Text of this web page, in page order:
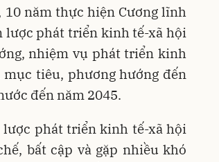
năm thực hiện Cương lĩnh
lược phát triển kinh tế-xã hội
nhiệm vụ phát triển kinh
tiêu, phương hướng đến
đến năm 2045.
phát triển kinh tế-xã hội
bất cập và gặp nhiều khó